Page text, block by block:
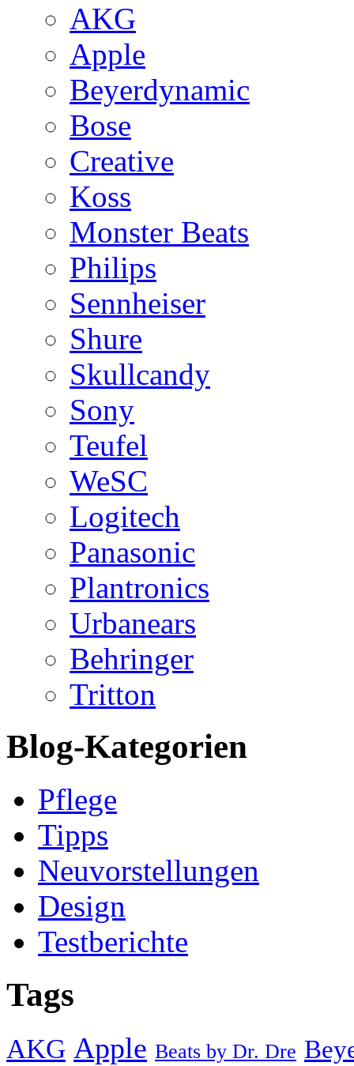
AKG
Apple
Beyerdynamic
Bose
Creative
Koss
Monster Beats
Philips
Sennheiser
Shure
Skullcandy
Sony
Teufel
WeSC
Logitech
Panasonic
Plantronics
Urbanears
Behringer
Tritton
Blog-Kategorien
Pflege
Tipps
Neuvorstellungen
Design
Testberichte
Tags
AKG Apple Beats by Dr. Dre